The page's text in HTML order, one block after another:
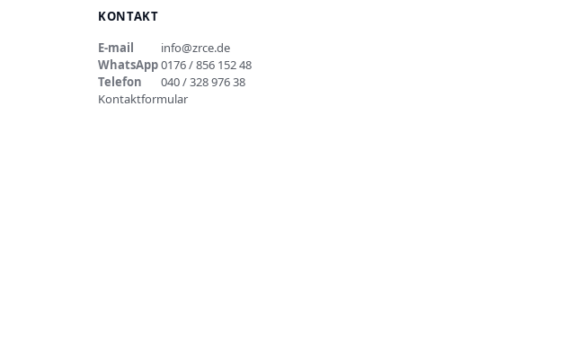
KONTAKT
E-mail
info@zrce.de
WhatsApp0176 / 856 152 48
Telefon
040 / 328 976 38
Kontaktformular